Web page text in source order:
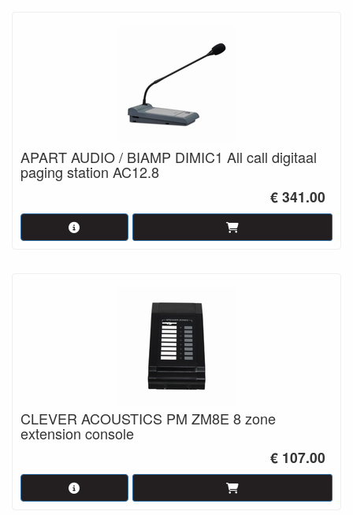
APART AUDIO / BIAMP DIMIC1 All call digitaal
paging station AC12.8
€ 341.00
CLEVER ACOUSTICS PM ZM8E 8 zone
extension console
€ 107.00